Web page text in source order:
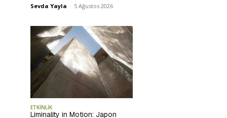
Sevda Yayla - 5 Ağustos 2026
ETKİNLİK
Liminality in Motion: Japon